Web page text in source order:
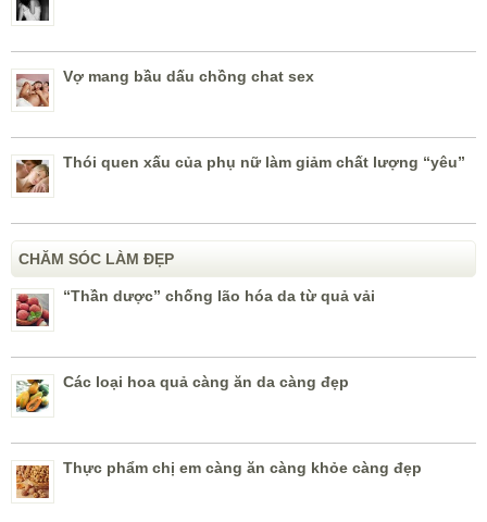
Vợ mang bầu dấu chồng chat sex
Thói quen xấu của phụ nữ làm giảm chất lượng “yêu”
CHĂM SÓC LÀM ĐẸP
“Thần dược” chống lão hóa da từ quả vải
Các loại hoa quả càng ăn da càng đẹp
Thực phẩm chị em càng ăn càng khỏe càng đẹp